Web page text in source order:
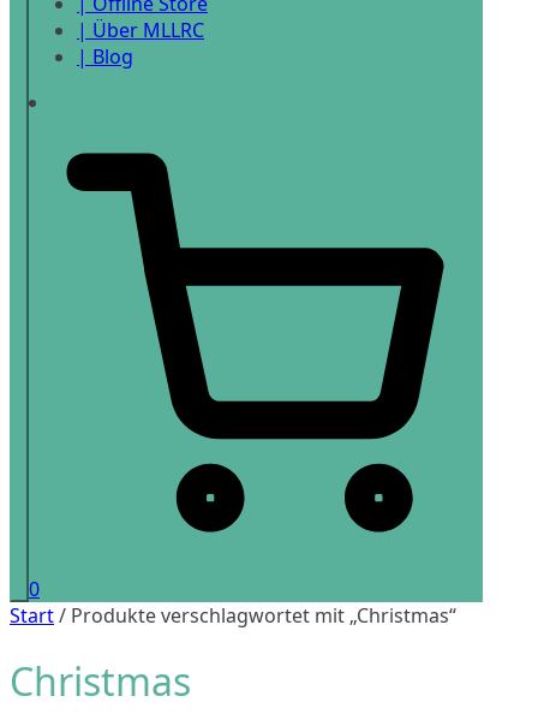
| Über MLLRC
| Blog
0
Start/ Produkte verschlagwortet mit „Christmas“
Christmas